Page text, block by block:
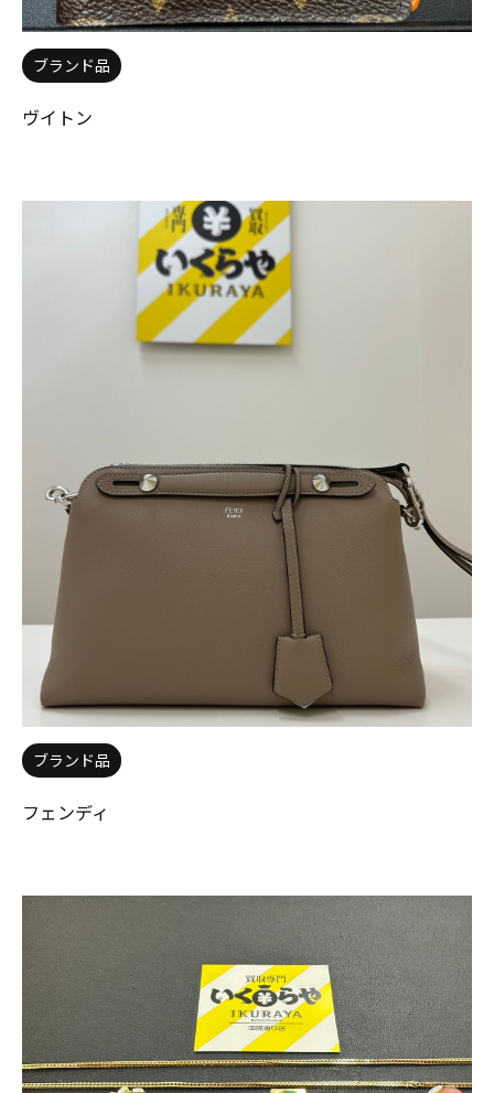
ブランド品
ヴイトン
ブランド品
フェンディ